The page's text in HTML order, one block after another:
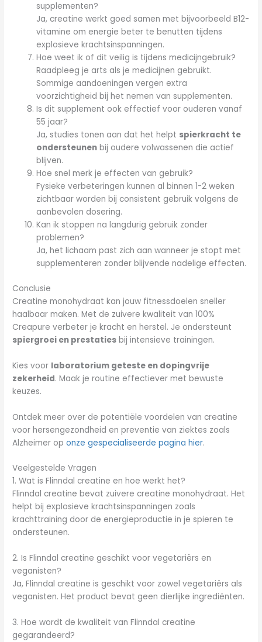
supplementen?
Ja, creatine werkt goed samen met bijvoorbeeld B12-
vitamine om energie beter te benutten tijdens
explosieve krachtsinspanningen.
Hoe weet ik of dit veilig is tijdens medicijngebruik?
Raadpleeg je arts als je medicijnen gebruikt.
Sommige aandoeningen vergen extra
voorzichtigheid bij het nemen van supplementen.
Is dit supplement ook effectief voor ouderen vanaf
55 jaar?
Ja, studies tonen aan dat het helpt spierkracht te
ondersteunen bij oudere volwassenen die actief
blijven.
Hoe snel merk je effecten van gebruik?
Fysieke verbeteringen kunnen al binnen 1-2 weken
zichtbaar worden bij consistent gebruik volgens de
aanbevolen dosering.
Kan ik stoppen na langdurig gebruik zonder
problemen?
Ja, het lichaam past zich aan wanneer je stopt met
supplementeren zonder blijvende nadelige effecten.
Conclusie
Creatine monohydraat kan jouw fitnessdoelen sneller
haalbaar maken. Met de zuivere kwaliteit van 100%
Creapure verbeter je kracht en herstel. Je ondersteunt
spiergroei en prestaties bij intensieve trainingen.
Kies voor laboratorium geteste en dopingvrije
zekerheid. Maak je routine effectiever met bewuste
keuzes.
Ontdek meer over de potentiële voordelen van creatine
voor hersengezondheid en preventie van ziektes zoals
Alzheimer oponze gespecialiseerde pagina hier.
Veelgestelde Vragen
1. Wat is Flinndal creatine en hoe werkt het?
Flinndal creatine bevat zuivere creatine monohydraat. Het
helpt bij explosieve krachtsinspanningen zoals
krachttraining door de energieproductie in je spieren te
ondersteunen.
2. Is Flinndal creatine geschikt voor vegetariërs en
veganisten?
Ja, Flinndal creatine is geschikt voor zowel vegetariërs als
veganisten. Het product bevat geen dierlijke ingrediënten.
3. Hoe wordt de kwaliteit van Flinndal creatine
gegarandeerd?